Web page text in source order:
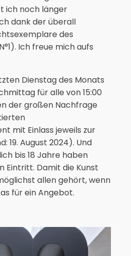
ich noch länger
dank der überall
des
Ich freue mich aufs
Dienstag des Monats
für alle von 15:00
der großen Nachfrage
mit Einlass jeweils zur
19. August 2024). Und
bis 18 Jahre haben
Eintritt. Damit die Kunst
allen gehört, wenn
für ein Angebot.